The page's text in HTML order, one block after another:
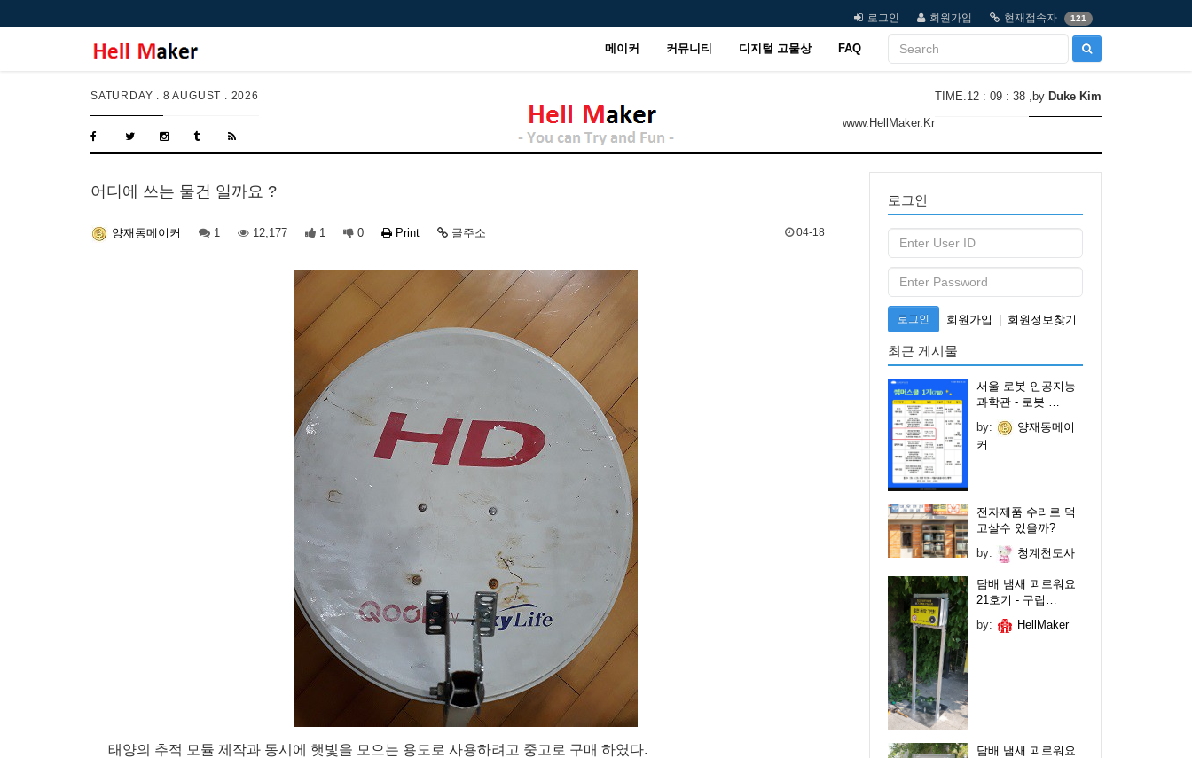
로그인 회원가입 현재접속자 121
메이커 커뮤니티 디지털 고물상 FAQ
SATURDAY . 8 AUGUST . 2026 TIME.12 : 09 : 38 ,by Duke Kim
www.HellMaker.Kr
어디에 쓰는 물건 일까요 ?
양재동메이커 1 12,177 1 0 Print 글주소 04-18
태양의 추적 모듈 제작과 동시에 햇빛을 모으는 용도로 사용하려고 중고로 구매 하였다.
로그인
로그인 회원가입 회원정보찾기
최근 게시물
서울 로봇 인공지능
과학관 - 로봇 …
by:
양재동메이
커
전자제품 수리로 먹
고살수 있을까?
by:
청계천도사
담배 냄새 괴로워요
21호기 - 구립…
by:
HellMaker
담배 냄새 괴로워요